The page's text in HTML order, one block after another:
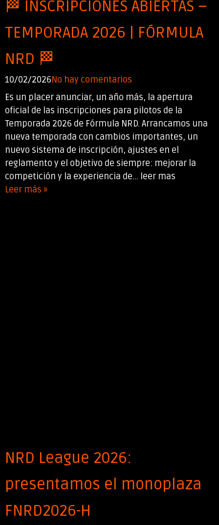
🏁 INSCRIPCIONES ABIERTAS –
TEMPORADA 2026 | FÓRMULA
NRD 🏁
10/02/2026No hay comentarios
Es un placer anunciar, un año más, la apertura
oficial de las inscripciones para pilotos de la
Temporada 2026 de Fórmula NRD. Arrancamos una
nueva temporada con cambios importantes, un
nuevo sistema de inscripción, ajustes en el
reglamento y el objetivo de siempre: mejorar la
competición y la experiencia de... leer mas
Leer más »
NRD League 2026:
presentamos el monoplaza
FNRD2026-H